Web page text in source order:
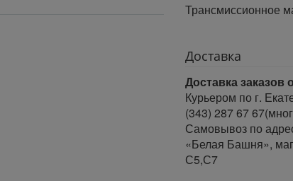
Трансмиссионное
Доставка
Доставка заказов
Курьером по г.
(343) 287 67
Самовывоз по
«Белая Башня»,
С5,С7